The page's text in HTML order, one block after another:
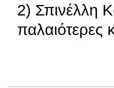
2) Σπινέλλη